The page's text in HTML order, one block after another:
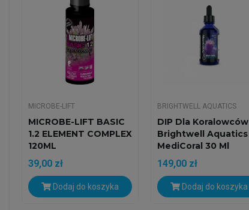
MICROBE-LIFT
MICROBE-LIFT BASIC
1.2 ELEMENT COMPLEX
120ML
39,00 zł
Dodaj do koszyka
BRIGHTWELL AQUATICS
DIP Dla Koralowców
Brightwell Aquatics
MediCoral 30 Ml
149,00 zł
Dodaj do koszyka